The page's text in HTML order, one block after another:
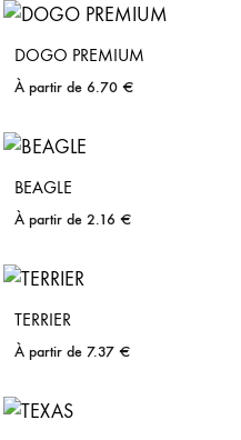
DOGO PREMIUM
À partir de 6.70 €
BEAGLE
À partir de 2.16 €
TERRIER
À partir de 7.37 €